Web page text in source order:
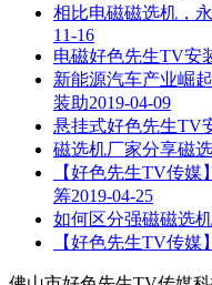
相比电磁磁选机，
11-16
电磁好色先生TV安
新能源汽车产业崛
装助2019-04-09
悬挂式好色先生TV
磁选机厂家分享磁
【好色先生TV传
筹2019-04-25
如何区分强磁磁选
【好色先生TV传媒